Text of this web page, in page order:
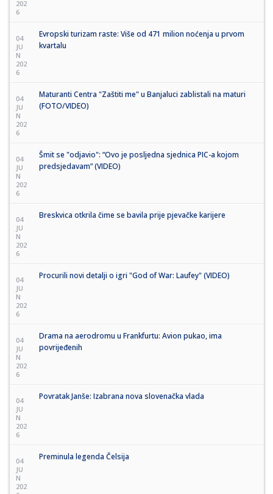
202
6
04
JU
N
202
6
Evropski turizam raste: Više od 471 milion noćenja u prvom
kvartalu
04
JU
N
202
6
Maturanti Centra "Zaštiti me" u Banjaluci zablistali na maturi
(FOTO/VIDEO)
04
JU
N
202
6
Šmit se "odjavio": “Ovo je posljedna sjednica PIC-a kojom
predsjedavam” (VIDEO)
04
JU
N
202
6
Breskvica otkrila čime se bavila prije pjevačke karijere
04
JU
N
202
6
Procurili novi detalji o igri "God of War: Laufey" (VIDEO)
04
JU
N
202
6
Drama na aerodromu u Frankfurtu: Avion pukao, ima
povrijeđenih
04
JU
N
202
6
Povratak Janše: Izabrana nova slovenačka vlada
04
JU
N
202
Preminula legenda Čelsija